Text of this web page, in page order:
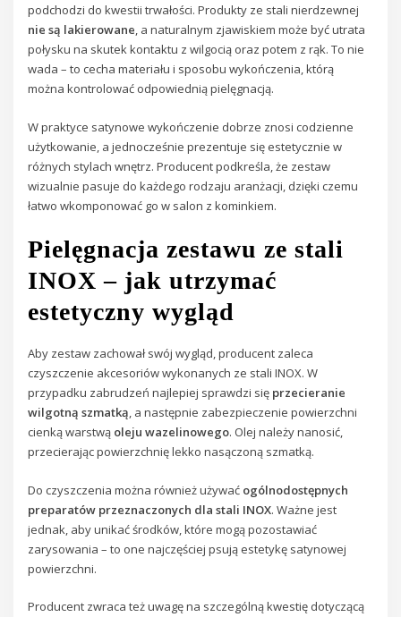
podchodzi do kwestii trwałości. Produkty ze stali nierdzewnej
nie są lakierowane, a naturalnym zjawiskiem może być utrata
połysku na skutek kontaktu z wilgocią oraz potem z rąk. To nie
wada – to cecha materiału i sposobu wykończenia, którą
można kontrolować odpowiednią pielęgnacją.
W praktyce satynowe wykończenie dobrze znosi codzienne
użytkowanie, a jednocześnie prezentuje się estetycznie w
różnych stylach wnętrz. Producent podkreśla, że zestaw
wizualnie pasuje do każdego rodzaju aranżacji, dzięki czemu
łatwo wkomponować go w salon z kominkiem.
Pielęgnacja zestawu ze stali
INOX – jak utrzymać
estetyczny wygląd
Aby zestaw zachował swój wygląd, producent zaleca
czyszczenie akcesoriów wykonanych ze stali INOX. W
przypadku zabrudzeń najlepiej sprawdzi się przecieranie
wilgotną szmatką, a następnie zabezpieczenie powierzchni
cienką warstwą oleju wazelinowego. Olej należy nanosić,
przecierając powierzchnię lekko nasączoną szmatką.
Do czyszczenia można również używać ogólnodostępnych
preparatów przeznaczonych dla stali INOX. Ważne jest
jednak, aby unikać środków, które mogą pozostawiać
zarysowania – to one najczęściej psują estetykę satynowej
powierzchni.
Producent zwraca też uwagę na szczególną kwestię dotyczącą